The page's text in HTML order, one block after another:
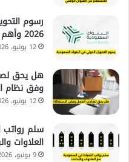
رسوم
2026 وأهم العوامل المؤثرة عليها
12 يونيو، 2026
هل يحق
وفق نظام
12 يونيو، 2026
العلاوات
9 يونيو، 2026